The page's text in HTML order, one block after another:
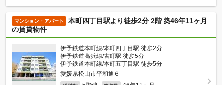
マンション・アパート
本町四丁目駅より徒歩2分 2階 築46年11ヶ月
の賃貸物件
伊予鉄道本町線/本町四丁目駅 徒歩2分
伊予鉄道高浜線/古町駅 徒歩5分
伊予鉄道本町線/本町五丁目駅 徒歩5分
愛媛県松山市平和通６